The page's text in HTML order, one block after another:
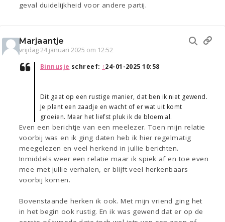
geval duidelijkheid voor andere partij.
Marjaantje
vrijdag 24 januari 2025 om 12:52
Binnusje schreef: ↑24-01-2025 10:58
Dit gaat op een rustige manier, dat ben ik niet gewend.
Je plant een zaadje en wacht of er wat uit komt
groeien. Maar het liefst pluk ik de bloem al.
Even een berichtje van een meelezer. Toen mijn relatie
voorbij was en ik ging daten heb ik hier regelmatig
meegelezen en veel herkend in jullie berichten.
Inmiddels weer een relatie maar ik spiek af en toe even
mee met jullie verhalen, er blijft veel herkenbaars
voorbij komen.
Bovenstaande herken ik ook. Met mijn vriend ging het
in het begin ook rustig. En ik was gewend dat er op de